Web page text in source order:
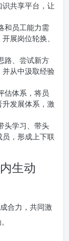
共享平台，让
和员工能力需
展岗位轮换、
路、尝试新方
从中汲取经验
估体系，将员
发展体系，激
头学习、带头
，形成上下联
生动
合力，共同激